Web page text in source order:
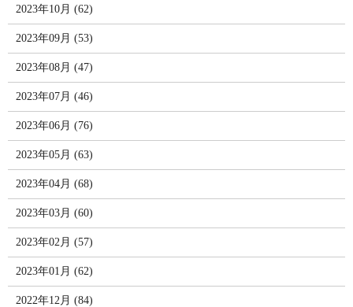
2023年10月 (62)
2023年09月 (53)
2023年08月 (47)
2023年07月 (46)
2023年06月 (76)
2023年05月 (63)
2023年04月 (68)
2023年03月 (60)
2023年02月 (57)
2023年01月 (62)
2022年12月 (84)